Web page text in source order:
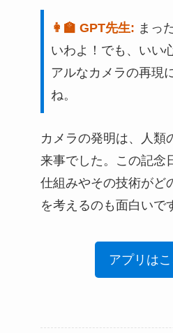
👩‍🏫 GPT先生: まっ
いわよ！でも、いい
アルなカメラの再現
ね。
カメラの発明は、人類
来事でした。この記念
仕組みやその技術がど
を考えるのも面白いで
アプリは